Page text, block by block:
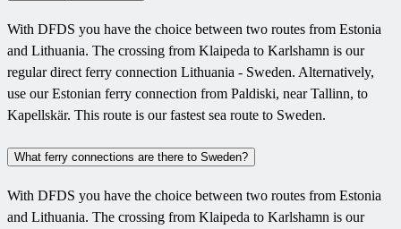
With DFDS you have the choice between two routes from Estonia
and Lithuania. The crossing from Klaipeda to Karlshamn is our
regular direct ferry connection Lithuania - Sweden. Alternatively,
use our Estonian ferry connection from Paldiski, near Tallinn, to
Kapellskär. This route is our fastest sea route to Sweden.
What ferry connections are there to Sweden?
With DFDS you have the choice between two routes from Estonia
and Lithuania. The crossing from Klaipeda to Karlshamn is our